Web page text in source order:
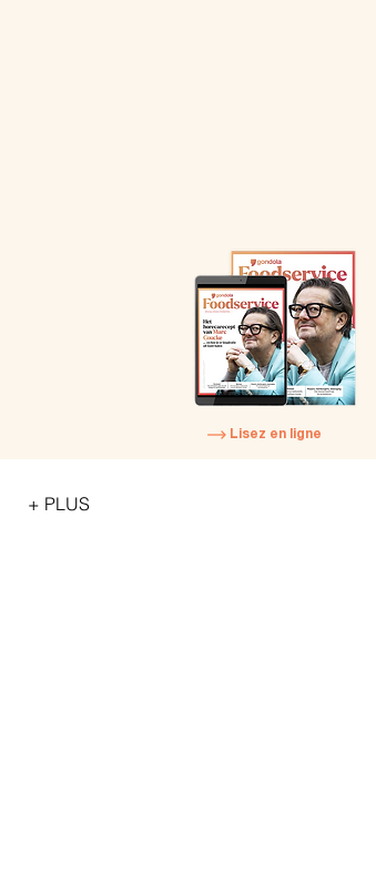
Lisez en ligne
+ PLUS